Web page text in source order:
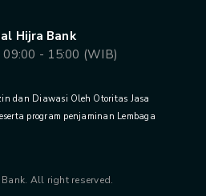
Hijra Bank
09:00 - 15:00 (WIB)
dan Diawasi Oleh Otoritas Jasa
program penjaminan Lembaga
All right reserved.